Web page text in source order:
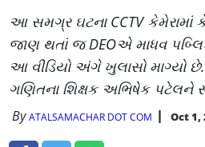
આ સમગ્ર ઘટના CCTV કેમેરામાં
જાણ થતાં જ DEOએ માધવ
આ વીડિયો અંગે ખુલાસો માગ્યો
ગણિતના શિક્ષક અભિષેક પટેલને
ByATALSAMACHAR DOT COM Oct 1,